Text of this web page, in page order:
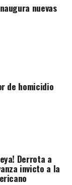
nuevas
de homicidio
Derrota a
invicto a la